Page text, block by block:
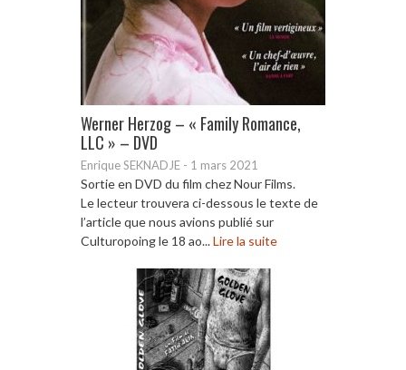
Werner Herzog – « Family Romance,
LLC » – DVD
Enrique SEKNADJE - 1 mars 2021
Sortie en DVD du film chez Nour Films.
Le lecteur trouvera ci-dessous le texte de
l’article que nous avions publié sur
Culturopoing le 18 ao...Lire la suite